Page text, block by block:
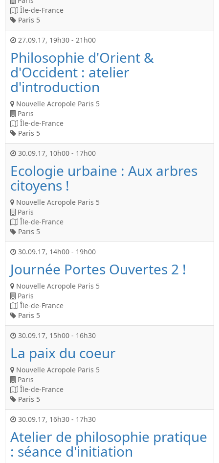
Île-de-France
Paris 5
27.09.17, 19h30 - 21h00
Philosophie d'Orient &
d'Occident : atelier
d'introduction
Nouvelle Acropole Paris 5
Paris
Île-de-France
Paris 5
30.09.17, 10h00 - 17h00
Ecologie urbaine : Aux arbres
citoyens !
Nouvelle Acropole Paris 5
Paris
Île-de-France
Paris 5
30.09.17, 14h00 - 19h00
Journée Portes Ouvertes 2 !
Nouvelle Acropole Paris 5
Paris
Île-de-France
Paris 5
30.09.17, 15h00 - 16h30
La paix du coeur
Nouvelle Acropole Paris 5
Paris
Île-de-France
Paris 5
30.09.17, 16h30 - 17h30
Atelier de philosophie pratique
: séance d'initiation